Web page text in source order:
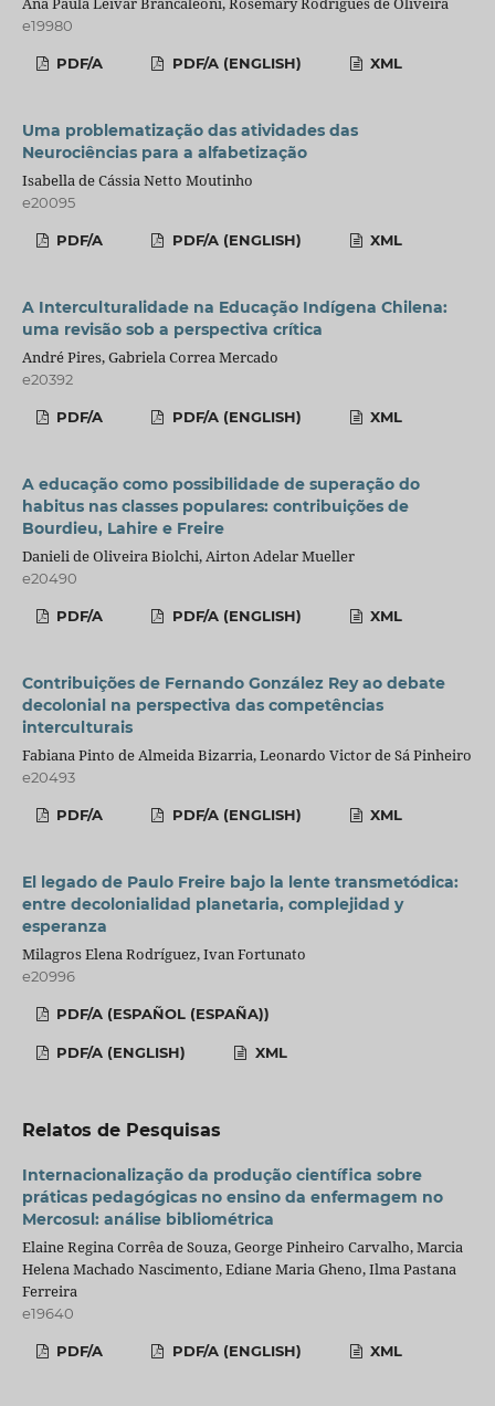
e19980
PDF/A PDF/A (ENGLISH) XML
Uma problematização das atividades das
Neurociências para a alfabetização
Isabella de Cássia Netto Moutinho
e20095
PDF/A PDF/A (ENGLISH) XML
A Interculturalidade na Educação Indígena Chilena:
uma revisão sob a perspectiva crítica
André Pires, Gabriela Correa Mercado
e20392
PDF/A PDF/A (ENGLISH) XML
A educação como possibilidade de superação do
habitus nas classes populares: contribuições de
Bourdieu, Lahire e Freire
Danieli de Oliveira Biolchi, Airton Adelar Mueller
e20490
PDF/A PDF/A (ENGLISH) XML
Contribuições de Fernando González Rey ao debate
decolonial na perspectiva das competências
interculturais
Fabiana Pinto de Almeida Bizarria, Leonardo Victor de Sá Pinheiro
e20493
PDF/A PDF/A (ENGLISH) XML
El legado de Paulo Freire bajo la lente transmetódica:
entre decolonialidad planetaria, complejidad y
esperanza
Milagros Elena Rodríguez, Ivan Fortunato
e20996
PDF/A (ESPAÑOL (ESPAÑA))
PDF/A (ENGLISH) XML
Relatos de Pesquisas
Internacionalização da produção científica sobre
práticas pedagógicas no ensino da enfermagem no
Mercosul: análise bibliométrica
Elaine Regina Corrêa de Souza, George Pinheiro Carvalho, Marcia
Helena Machado Nascimento, Ediane Maria Gheno, Ilma Pastana
Ferreira
e19640
PDF/A PDF/A (ENGLISH) XML